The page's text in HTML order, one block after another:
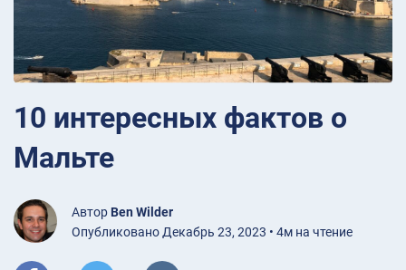
10 интересных фактов о
Мальте
Автор Ben Wilder
Опубликовано Декабрь 23, 2023 • 4м на чтение